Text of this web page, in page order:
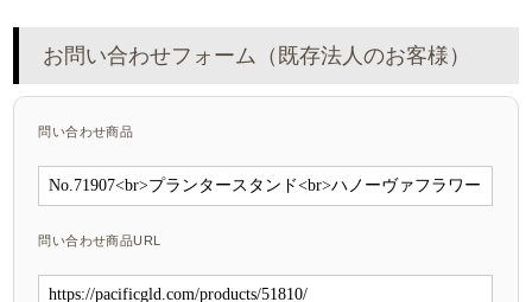
お問い合わせフォーム（既存法人のお客様）
問い合わせ商品
問い合わせ商品URL